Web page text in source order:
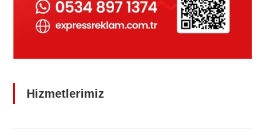
Hizmetlerimiz